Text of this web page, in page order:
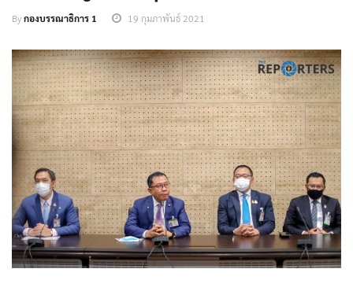
Byกองบรรณาธิการ 1 19 กุมภาพันธ์ 2021